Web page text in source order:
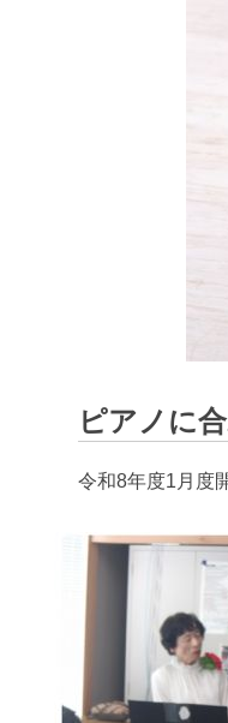
ピアノに
令和8年度1月